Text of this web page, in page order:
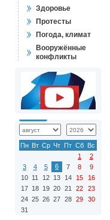
Здоровье
Протесты
Погода, климат
Вооружённые
конфликты
Пн Вт Ср Чт Пт Сб Вс
1
2
3
4 5 6 7 8
9
10 11 12 13 14 15
16
17 18 19 20 21 22
23
24 25 26 27 28 29
30
31